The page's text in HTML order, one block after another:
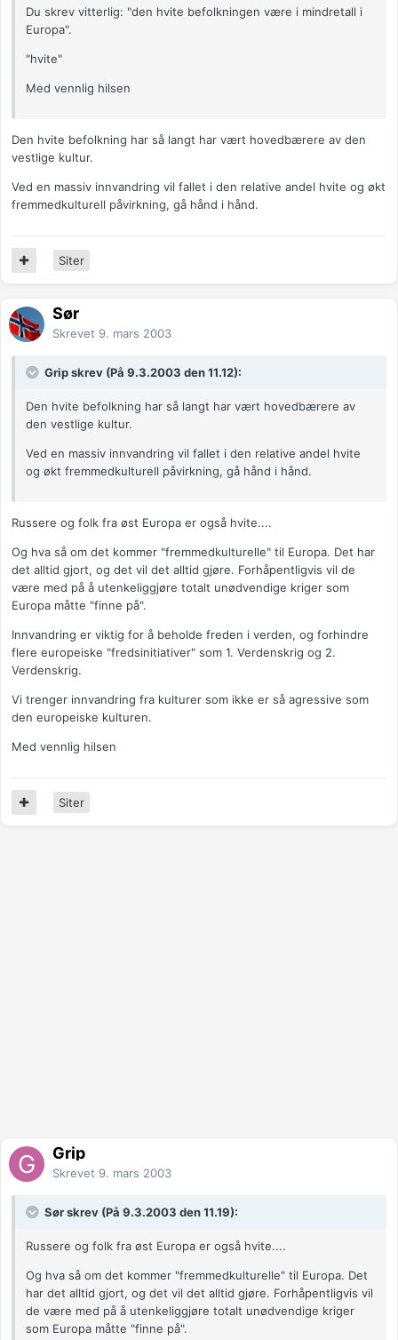
Du skrev vitterlig: "den hvite befolkningen være i mindretall i
Europa".
"hvite"
Med vennlig hilsen
Den hvite befolkning har så langt har vært hovedbærere av den
vestlige kultur.
Ved en massiv innvandring vil fallet i den relative andel hvite og økt
fremmedkulturell påvirkning, gå hånd i hånd.
Siter
Sør
Skrevet 9. mars 2003
Grip skrev (På 9.3.2003 den 11.12):
Den hvite befolkning har så langt har vært hovedbærere av
den vestlige kultur.
Ved en massiv innvandring vil fallet i den relative andel hvite
og økt fremmedkulturell påvirkning, gå hånd i hånd.
Russere og folk fra øst Europa er også hvite....
Og hva så om det kommer "fremmedkulturelle" til Europa. Det har
det alltid gjort, og det vil det alltid gjøre. Forhåpentligvis vil de
være med på å utenkeliggjøre totalt unødvendige kriger som
Europa måtte "finne på".
Innvandring er viktig for å beholde freden i verden, og forhindre
flere europeiske "fredsinitiativer" som 1. Verdenskrig og 2.
Verdenskrig.
Vi trenger innvandring fra kulturer som ikke er så agressive som
den europeiske kulturen.
Med vennlig hilsen
Siter
Grip
Skrevet 9. mars 2003
Sør skrev (På 9.3.2003 den 11.19):
Russere og folk fra øst Europa er også hvite....
Og hva så om det kommer "fremmedkulturelle" til Europa. Det
har det alltid gjort, og det vil det alltid gjøre. Forhåpentligvis vil
de være med på å utenkeliggjøre totalt unødvendige kriger
som Europa måtte "finne på".